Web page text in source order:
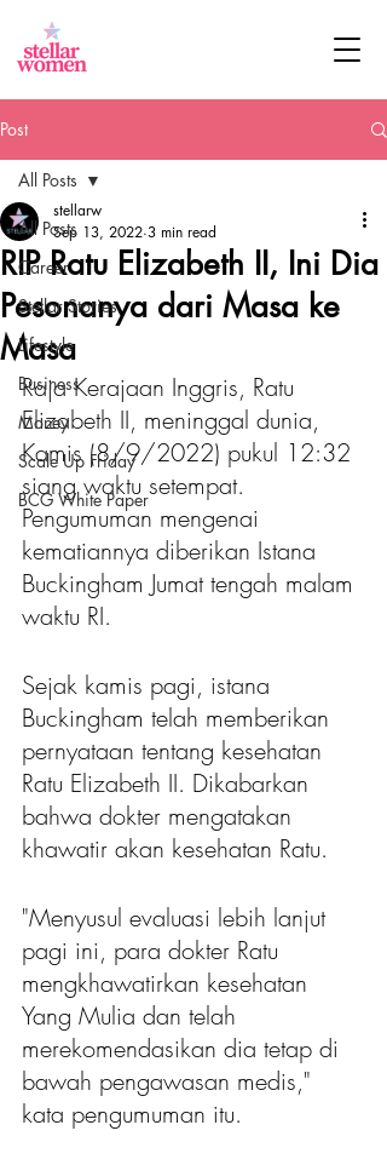
Post
All Posts
Career
Stellar Stories
Lifestyle
Business
Money
Scale Up Friday
BCG White Paper
All Posts
RIP Ratu Elizabeth II, Ini Dia
Pesonanya dari Masa ke
Masa
stellarw
Sep 13, 2022 3 min read
Raja Kerajaan Inggris, Ratu
Elizabeth II, meninggal dunia,
Kamis (8/9/2022) pukul 12:32
siang waktu setempat.
Pengumuman mengenai
kematiannya diberikan Istana
Buckingham Jumat tengah malam
waktu RI.
Sejak kamis pagi, istana
Buckingham telah memberikan
pernyataan tentang kesehatan
Ratu Elizabeth II. Dikabarkan
bahwa dokter mengatakan
khawatir akan kesehatan Ratu.
"Menyusul evaluasi lebih lanjut
pagi ini, para dokter Ratu
mengkhawatirkan kesehatan
Yang Mulia dan telah
merekomendasikan dia tetap di
bawah pengawasan medis,"
kata pengumuman itu.